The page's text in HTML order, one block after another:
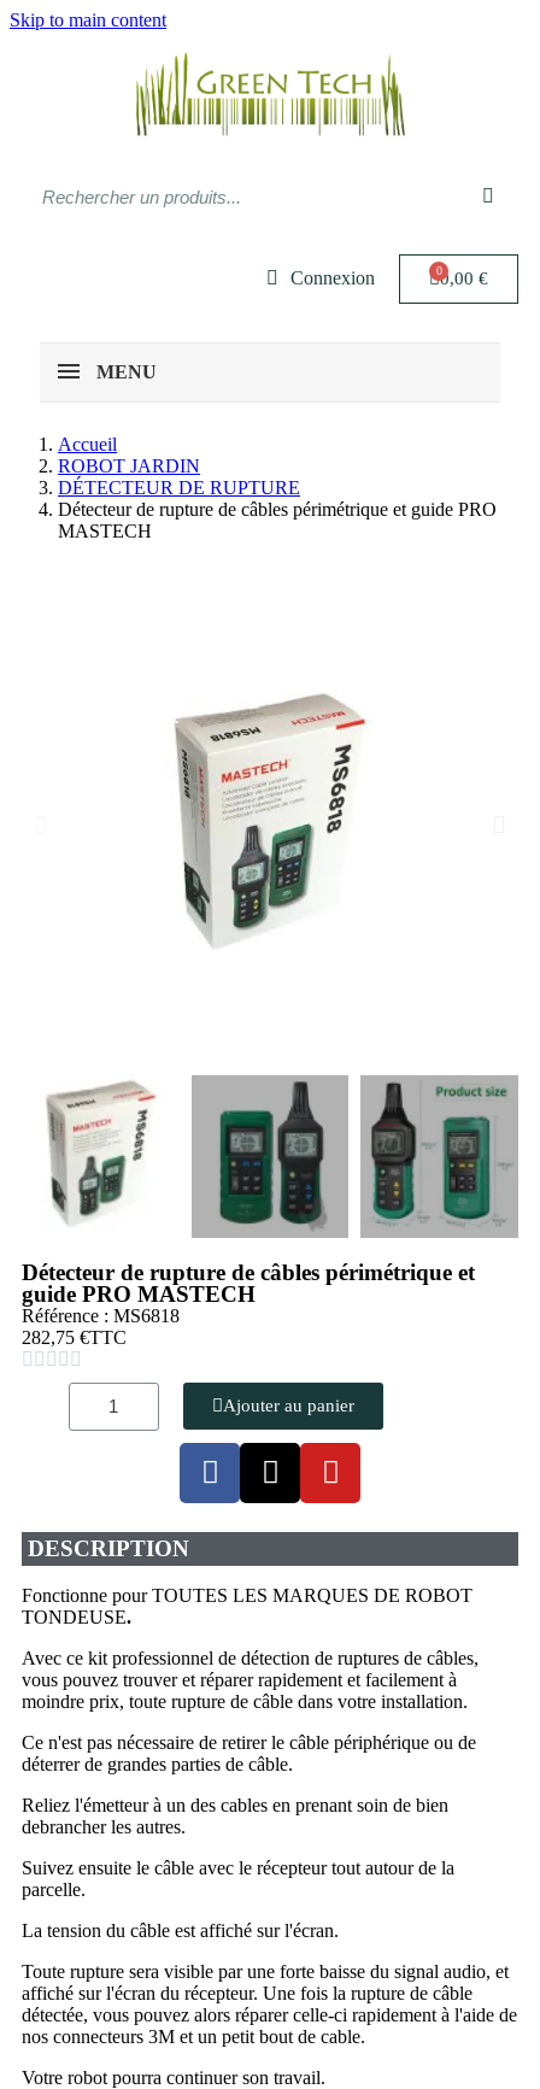
Skip to main content
Connexion 0,00 €
MENU
Accueil
ROBOT JARDIN
DÉTECTEUR DE RUPTURE
Détecteur de rupture de câbles périmétrique et guide PRO
MASTECH
Détecteur de rupture de câbles périmétrique et
guide PRO MASTECH
Référence : MS6818
282,75 €TTC
    
Ajouter au panier
DESCRIPTION
Fonctionne pour TOUTES LES MARQUES DE ROBOT
TONDEUSE.
Avec ce kit professionnel de détection de ruptures de câbles,
vous pouvez trouver et réparer rapidement et facilement à
moindre prix, toute rupture de câble dans votre installation.
Ce n'est pas nécessaire de retirer le câble périphérique ou de
déterrer de grandes parties de câble.
Reliez l'émetteur à un des cables en prenant soin de bien
debrancher les autres.
Suivez ensuite le câble avec le récepteur tout autour de la
parcelle.
La tension du câble est affiché sur l'écran.
Toute rupture sera visible par une forte baisse du signal audio, et
affiché sur l'écran du récepteur. Une fois la rupture de câble
détectée, vous pouvez alors réparer celle-ci rapidement à l'aide de
nos connecteurs 3M et un petit bout de cable.
Votre robot pourra continuer son travail.